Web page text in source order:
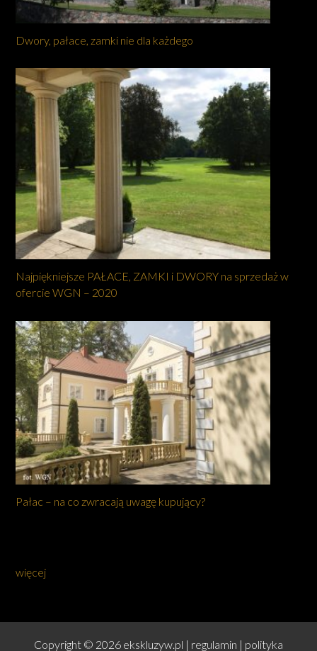
Dwory, pałace, zamki nie dla każdego
Najpiękniejsze PAŁACE, ZAMKI i DWORY na sprzedaż w
ofercie WGN – 2020
Pałac – na co zwracają uwagę kupujący?
więcej
Copyright © 2026 ekskluzyw.pl | regulamin | polityka